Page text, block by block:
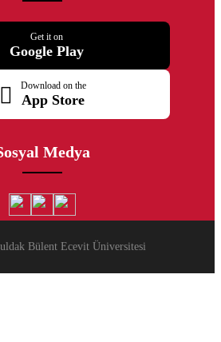
Get it on
Google Play
Download on the
App Store
Medya
Bülent Ecevit Üniversitesi